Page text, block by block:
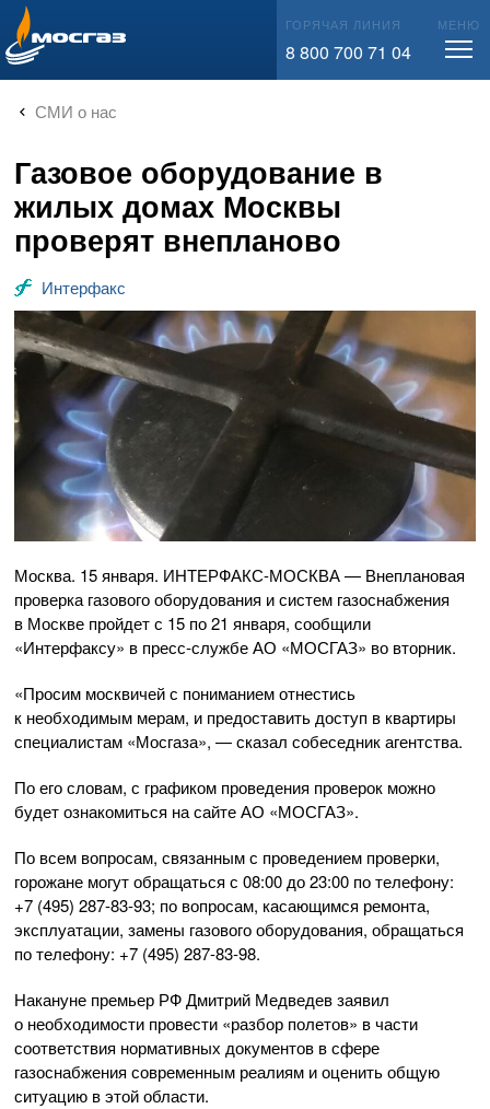
info@mos-gaz.ru ГОРЯЧАЯ ЛИНИЯ
8 800 700 71 04
МЕНЮ
СМИ о нас
Газовое оборудование в
жилых домах Москвы
проверят внепланово
Интерфакс
Москва. 15 января. ИНТЕРФАКС-МОСКВА— Внеплановая
проверка газового оборудования и систем газоснабжения
в Москве пройдет с 15 по 21 января, сообщили
«Интерфаксу» в пресс-службеАО «МОСГАЗ» во вторник.
«Просим москвичей с пониманием отнестись
к необходимым мерам, и предоставить доступ в квартиры
специалистам «Мосгаза», — сказал собеседник агентства.
По его словам, с графиком проведения проверок можно
будет ознакомиться на сайтеАО «МОСГАЗ».
По всем вопросам, связанным с проведением проверки,
горожане могут обращаться с 08:00 до 23:00 по телефону:
+7 (495) 287-83-93; по вопросам, касающимся ремонта,
эксплуатации, замены газового оборудования, обращаться
по телефону: +7 (495) 287-83-98.
Накануне премьер РФ Дмитрий Медведев заявил
о необходимости провести «разбор полетов» в части
соответствия нормативных документов в сфере
газоснабжения современным реалиям и оценить общую
ситуацию в этой области.